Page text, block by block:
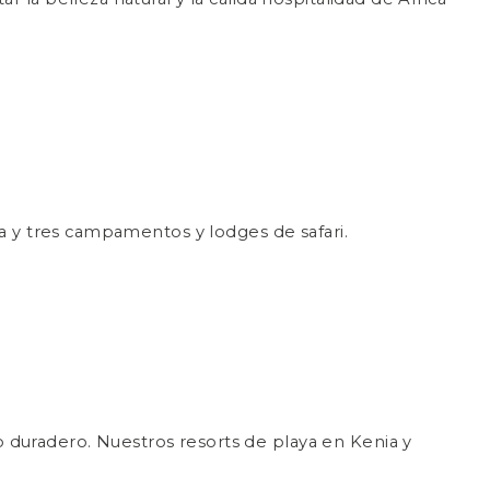
y tres campamentos y lodges de safari.
Nuestros resorts de playa en Kenia y